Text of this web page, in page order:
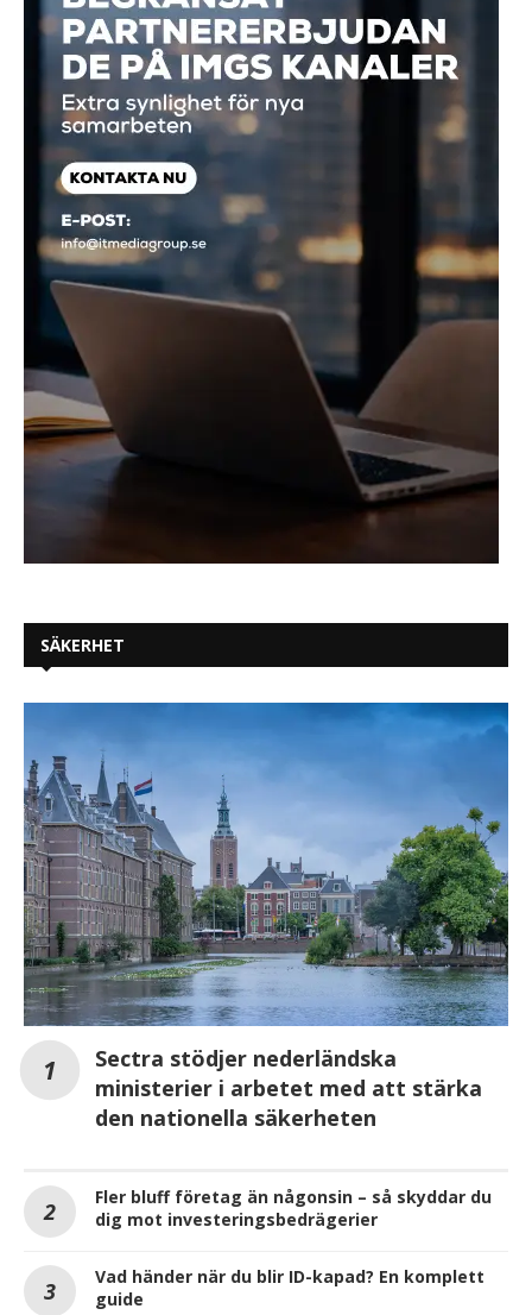
SÄKERHET
Sectra stödjer nederländska
ministerier i arbetet med att stärka
den nationella säkerheten
Fler bluff företag än någonsin – så skyddar du
dig mot investeringsbedrägerier
Vad händer när du blir ID-kapad? En komplett
guide